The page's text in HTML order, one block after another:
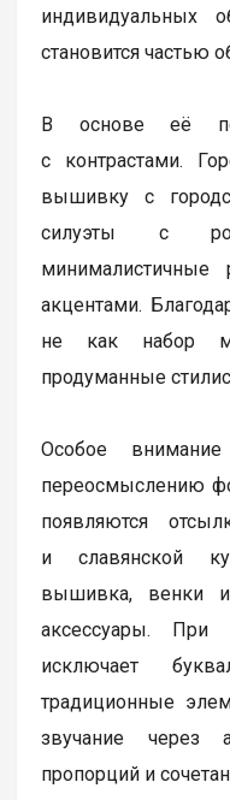
индивидуальных
становится частью
В основе её
с контрастами.
вышивку с
силуэты с
акцентами.
не как набор
продуманные
Особое
переосмыслению
появляются
и славянской
вышивка, венки
аксессуары. При
исключает
традиционные
звучание через
пропорций и